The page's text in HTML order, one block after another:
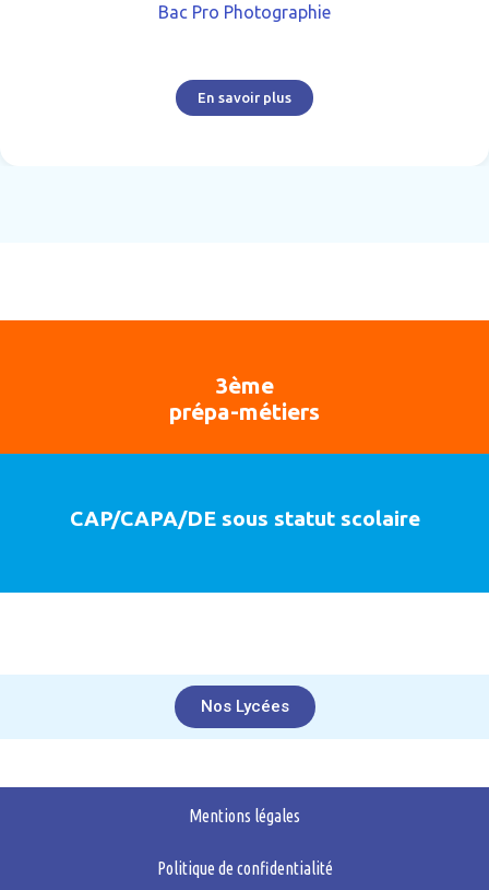
Bac Pro Photographie
En savoir plus
3ème
prépa-métiers
CAP/CAPA/DE sous statut scolaire
Nos Lycées
Mentions légales
Politique de confidentialité